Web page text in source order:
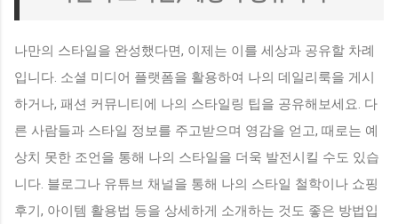
나만의 스타일을 완성했다면, 이제는 이를 세상과 공유할 차례
입니다. 소셜 미디어 플랫폼을 활용하여 나의 데일리룩을 게시
하거나, 패션 커뮤니티에 나의 스타일링 팁을 공유해보세요. 다
른 사람들과 스타일 정보를 주고받으며 영감을 얻고, 때로는 예
상치 못한 조언을 통해 나의 스타일을 더욱 발전시킬 수도 있습
니다. 블로그나 유튜브 채널을 통해 나의 스타일 철학이나 쇼핑
후기, 아이템 활용법 등을 상세하게 소개하는 것도 좋은 방법입